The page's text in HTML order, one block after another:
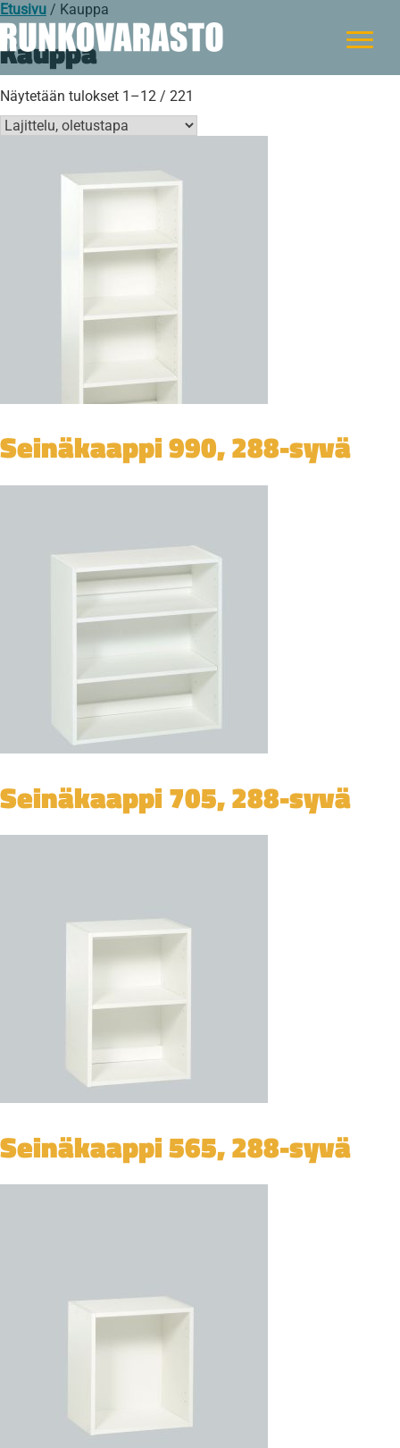
Etusivu / Kauppa
Kauppa
Näytetään tulokset 1–12 / 221
Seinäkaappi 990, 288-syvä
Seinäkaappi 705, 288-syvä
Seinäkaappi 565, 288-syvä